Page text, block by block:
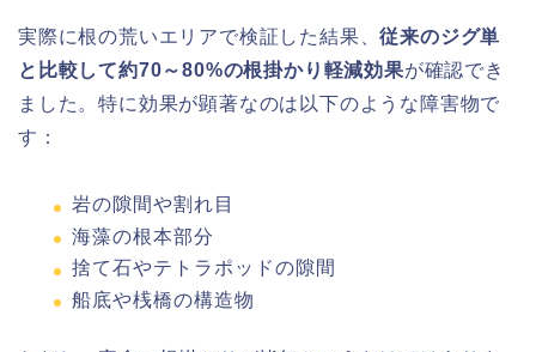
実際に根の荒いエリアで検証した結果、従来のジグ単
と比較して約70～80%の根掛かり軽減効果が確認でき
ました。特に効果が顕著なのは以下のような障害物で
す：
岩の隙間や割れ目
海藻の根本部分
捨て石やテトラポッドの隙間
船底や桟橋の構造物